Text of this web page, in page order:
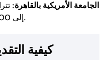
الجامعة الأمريكية بالقاهرة
إلى 20,000 دولار أمريكي سنويًا.
كيفية